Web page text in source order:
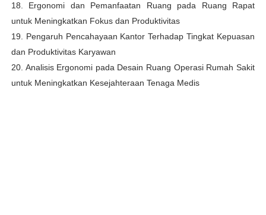
18. Ergonomi dan Pemanfaatan Ruang pada Ruang Rapat
untuk Meningkatkan Fokus dan Produktivitas
19. Pengaruh Pencahayaan Kantor Terhadap Tingkat Kepuasan
dan Produktivitas Karyawan
20. Analisis Ergonomi pada Desain Ruang Operasi Rumah Sakit
untuk Meningkatkan Kesejahteraan Tenaga Medis